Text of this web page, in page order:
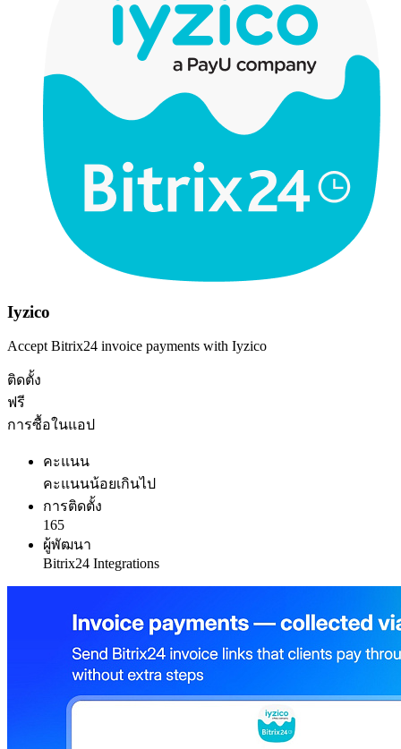
Iyzico
Accept Bitrix24 invoice payments with Iyzico
ติดตั้ง
ฟรี
การซื้อในแอป
คะแนน
คะแนนน้อยเกินไป
การติดตั้ง
165
ผู้พัฒนา
Bitrix24 Integrations